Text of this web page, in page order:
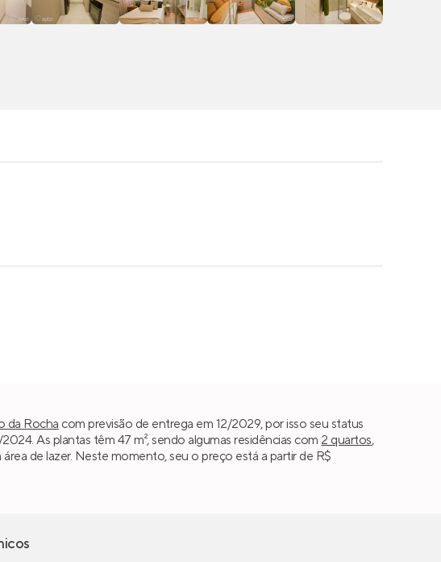
da Rocha com previsão de entrega em 12/2029, por isso seu status
As plantas têm 47 m², sendo algumas residências com 2 quartos,
de lazer. Neste momento, seu o preço está a partir de R$